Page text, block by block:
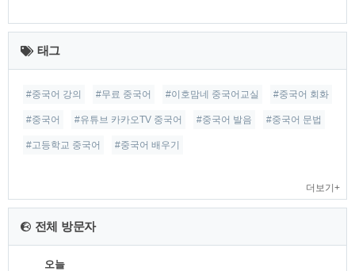
최
근
글
태그
#중국어 강의 #무료 중국어 #이호맘네 중국어교실 #중국어 회화
#중국어 #유튜브 카카오TV 중국어 #중국어 발음 #중국어 문법
#고등학교 중국어 #중국어 배우기
더보기+
전체 방문자
오늘